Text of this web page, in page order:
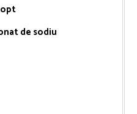
de sodiu